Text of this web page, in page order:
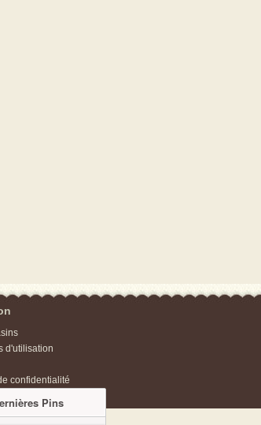
d'utilisation
confidentialité
Pins